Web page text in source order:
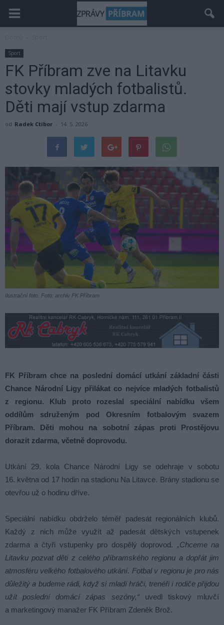
Sport
FK Příbram zve na Litavku
stovky mladých fotbalistů.
Děti mají vstup zdarma
od Radek Ctibor - 14. 5. 2026
Ilustrační foto. Foto: archiv FK Příbram
FK Příbram chce na poslední domácí utkání základní části
Chance Národní Ligy přilákat co nejvíce mladých fotbalistů
z regionu. Klub proto rozeslal speciální nabídku všem
oddílům sdruženým pod Okresním fotbalovým svazem
Příbram. Děti mohou na sobotní zápas proti Prostějovu
dorazit zdarma, včetně doprovodu.
Utkání 29. kola Chance Národní Ligy se odehraje v sobotu
16. května od 17 hodin na stadionu Na Litavce. Brány stadionu se
otevřou už o hodinu dříve.
Speciální nabídku obdrželo téměř padesát regionálních klubů.
Každý z nich může využít až padesát dětských vstupenek
zdarma a čtyři vstupenky pro dospělý doprovod. „Chceme na
Litavku pozvat děti z celého příbramského regionu a dopřát jim
atmosféru velkého fotbalového utkání. Fotbal v regionu je pro nás
důležitý a budeme rádi, když si mladí hráči, trenéři i rodiče přijdou
užít poslední domácí zápas sezóny,“uvedl tiskový mluvčí
a marketingový manažer FK Příbram Zdeněk Brož.